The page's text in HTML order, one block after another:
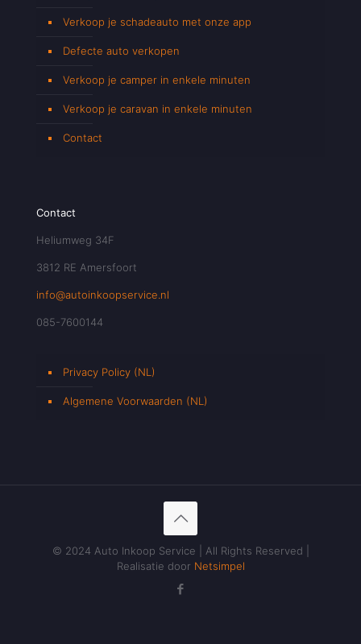
Verkoop je schadeauto met onze app
Defecte auto verkopen
Verkoop je camper in enkele minuten
Verkoop je caravan in enkele minuten
Contact
Contact
Heliumweg 34F
3812 RE Amersfoort
info@autoinkoopservice.nl
085-7600144
Privacy Policy (NL)
Algemene Voorwaarden (NL)
© 2024 Auto Inkoop Service | All Rights Reserved |
Realisatie door Netsimpel